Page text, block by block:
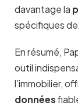
davantage la
spécifiques
En résumé,
outil
l’immobilier,
données